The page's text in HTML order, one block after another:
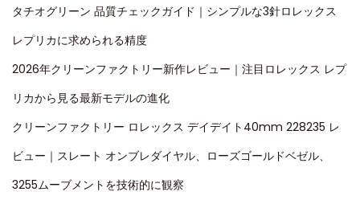
タチオグリーン 品質チェックガイド｜シンプルな3針ロレックス
レプリカに求められる精度
2026年クリーンファクトリー新作レビュー｜注目ロレックス レプ
リカから見る最新モデルの進化
クリーンファクトリー ロレックス デイデイト40mm 228235 レ
ビュー｜スレート オンブレダイヤル、ローズゴールドベゼル、
3255ムーブメントを技術的に観察